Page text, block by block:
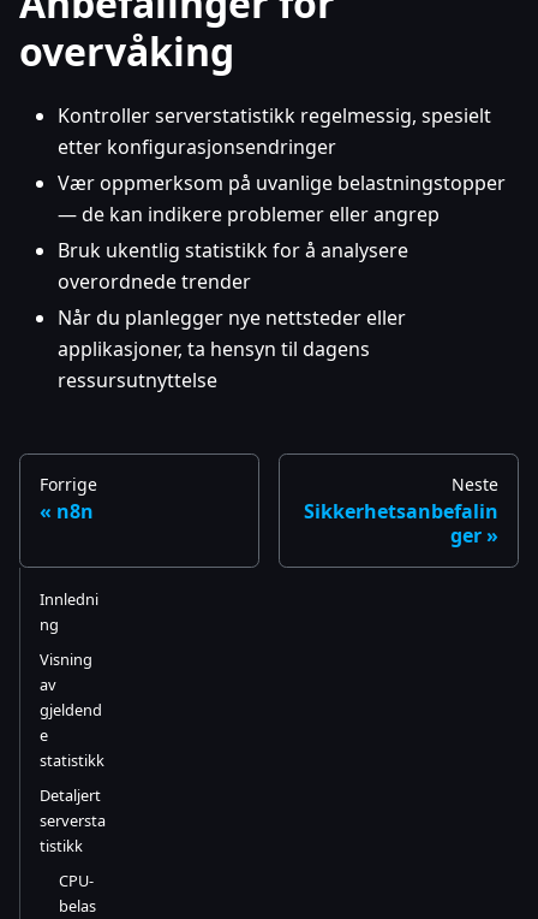
overvåking
Kontroller serverstatistikk regelmessig, spesielt
etter konfigurasjonsendringer
Vær oppmerksom på uvanlige belastningstopper
— de kan indikere problemer eller angrep
Bruk ukentlig statistikk for å analysere
overordnede trender
Når du planlegger nye nettsteder eller
applikasjoner, ta hensyn til dagens
ressursutnyttelse
Forrige
n8n
Neste
Sikkerhetsanbefalin
ger
Innledni
ng
Visning
av
gjeldend
e
statistikk
Detaljert
serversta
tistikk
CPU-
belas